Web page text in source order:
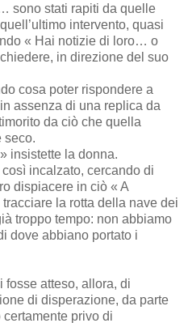
sono stati rapiti da quelle
intervento, quasi
« Hai notizie di loro… o
in direzione del suo
cosa poter rispondere a
assenza di una replica da
da ciò che quella
seco.
insistette la donna.
incalzato, cercando di
dispiacere in ciò « A
la rotta della nave dei
troppo tempo: non abbiamo
dove abbiano portato i
fosse atteso, allora, di
di disperazione, da parte
privo di